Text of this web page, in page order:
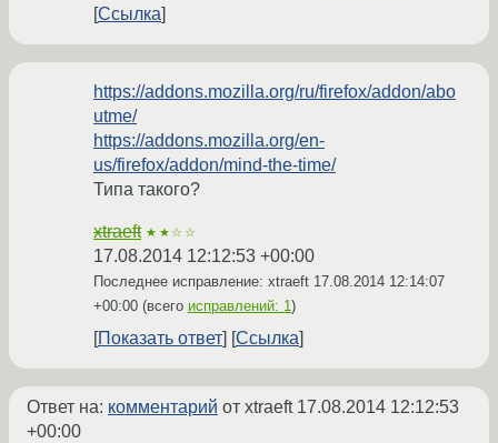
Ссылка
https://addons.mozilla.org/ru/firefox/addon/abo
utme/
https://addons.mozilla.org/en-
us/firefox/addon/mind-the-time/
Типа такого?
xtraeft ★★☆☆
17.08.2014 12:12:53 +00:00
Последнее исправление: xtraeft 17.08.2014 12:14:07
+00:00 (всего исправлений: 1)
Показать ответ Ссылка
Ответ на: комментарий от xtraeft 17.08.2014 12:12:53
+00:00